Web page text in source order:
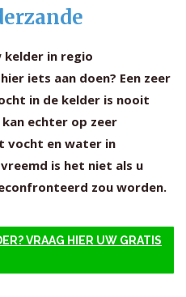
in regio
iets aan doen? Een zeer
in de kelder is nooit
echter op zeer
vocht en water in
is het niet als u
zou worden.
VRAAG HIER UW GRATIS